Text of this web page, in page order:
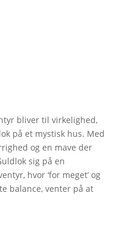
bliver til virkelighed,
på et mystisk hus. Med
og en mave der
sig på en
hvor ‘for meget’ og
balance, venter på at